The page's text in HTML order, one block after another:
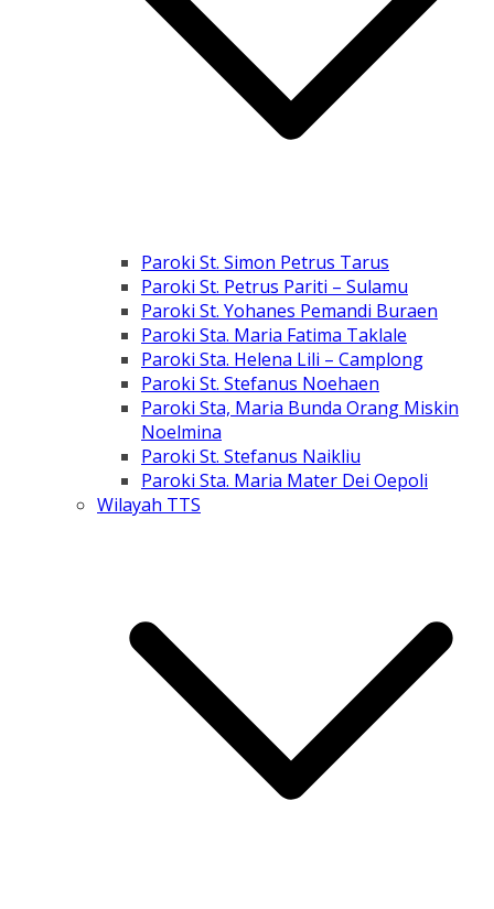
Paroki St. Simon Petrus Tarus
Paroki St. Petrus Pariti – Sulamu
Paroki St. Yohanes Pemandi Buraen
Paroki Sta. Maria Fatima Taklale
Paroki Sta. Helena Lili – Camplong
Paroki St. Stefanus Noehaen
Paroki Sta, Maria Bunda Orang Miskin
Noelmina
Paroki St. Stefanus Naikliu
Paroki Sta. Maria Mater Dei Oepoli
Wilayah TTS